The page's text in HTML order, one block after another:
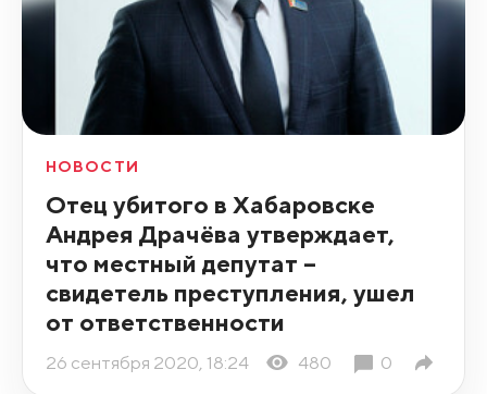
НОВОСТИ
Отец убитого в Хабаровске
Андрея Драчёва утверждает,
что местный депутат –
свидетель преступления, ушел
от ответственности
26 сентября 2020, 18:24 480 0